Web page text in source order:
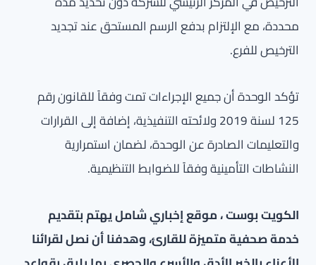
محددة، مع الإلتزام بدفع الرسم المستحق عند تجديد
الترخيص للفرع.
تؤكد الوحدة أن جميع الإجراءات تمت وفقاً للقانون رقم
125 لسنة 2019 ولائحته التنفيذية، إضافة إلى القرارات
والتعليمات الصادرة عن الوحدة، لضمان استمرارية
النشاطات التأمينية وفقاً للضوابط التنظيمية.
الكويت بوست ، موقع إخباري شامل يهتم بتقديم
خدمة صحفية متميزة للقارئ، وهدفنا أن نصل لقرائنا